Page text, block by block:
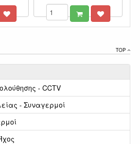
TOP
- CCTV
- Συναγερμοί